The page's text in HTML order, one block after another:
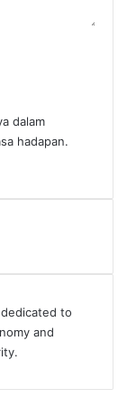
dalam
hadapan.
to
and